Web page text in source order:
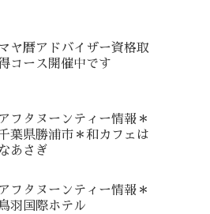
マヤ暦アドバイザー資格取
コース開催中です
アフタヌーンティー情報＊
葉県勝浦市＊和カフェは
なあさぎ
アフタヌーンティー情報＊
鳥羽国際ホテル